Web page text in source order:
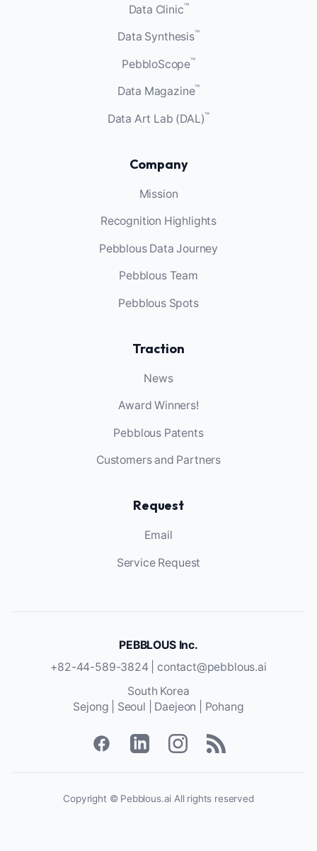
Data Clinic™
Data Synthesis™
PebbloScope™
Data Magazine™
Data Art Lab (DAL)™
Company
Mission
Recognition Highlights
Pebblous Data Journey
Pebblous Team
Pebblous Spots
Traction
News
Award Winners!
Pebblous Patents
Customers and Partners
Request
Email
Service Request
PEBBLOUS Inc.
+82-44-589-3824 | contact@pebblous.ai
South Korea
Sejong | Seoul | Daejeon | Pohang
Copyright © Pebblous.ai All rights reserved